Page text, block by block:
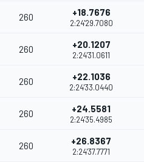
260 +18.7676
2:24'29.7080
260 +20.1207
2:24'31.0611
260 +22.1036
2:24'33.0440
260 +24.5581
2:24'35.4985
260 +26.8367
2:24'37.7771